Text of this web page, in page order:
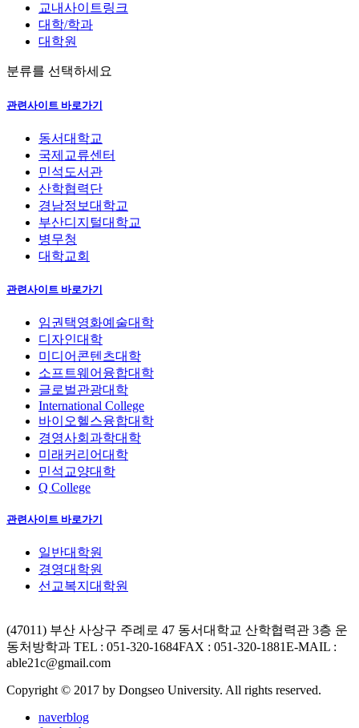
교내사이트링크
대학/학과
대학원
분류를 선택하세요
관련사이트 바로가기
동서대학교
국제교류센터
민석도서관
산학협력단
경남정보대학교
부산디지털대학교
병무청
대학교회
관련사이트 바로가기
임권택영화예술대학
디자인대학
미디어콘텐츠대학
소프트웨어융합대학
글로벌관광대학
International College
바이오헬스융합대학
경영사회과학대학
미래커리어대학
민석교양대학
Q College
관련사이트 바로가기
일반대학원
경영대학원
선교복지대학원
(47011) 부산 사상구 주례로 47 동서대학교 산학협력관 3층 운
동처방학과 TEL : 051-320-1684FAX : 051-320-1881E-MAIL :
able21c@gmail.com
Copyright © 2017 by Dongseo University. All rights reserved.
naverblog